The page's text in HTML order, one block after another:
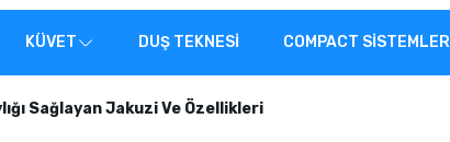
KÜVET DUŞ TEKNESİ COMPACT SİSTEMLER
Sağlayan Jakuzi Ve Özellikleri